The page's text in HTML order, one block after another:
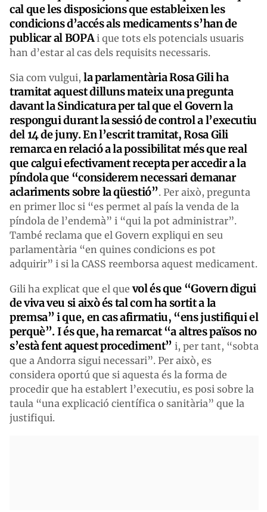
cal que les disposicions que estableixen les
condicions d’accés als medicaments s’han de
publicar al BOPAi que tots els potencials usuaris
han d’estar al cas dels requisits necessaris.
Sia com vulgui, la parlamentària Rosa Gili ha
tramitat aquest dilluns mateix una pregunta
davant la Sindicatura per tal que el Govern la
respongui durant la sessió de control a l’executiu
del 14 de juny.En l’escrit tramitat, Rosa Gili
remarca en relació a la possibilitat més que real
que calgui efectivament recepta per accedir a la
píndola que “considerem necessari demanar
aclariments sobre la qüestió”. Per això, pregunta
en primer lloc si “es permet al país la venda de la
píndola de l’endemà” i “qui la pot administrar”.
També reclama que el Govern expliqui en seu
parlamentària “en quines condicions es pot
adquirir” i si la CASS reemborsa aquest medicament.
Gili ha explicat que el que vol és que “Govern digui
de viva veu si això és tal com ha sortit a la
premsa” i que, en cas afirmatiu, “ens justifiqui el
perquè”. I és que, ha remarcat “a altres països no
s’està fent aquest procediment” i, per tant, “sobta
que a Andorra sigui necessari”. Per això, es
considera oportú que si aquesta és la forma de
procedir que ha establert l’executiu, es posi sobre la
taula “una explicació científica o sanitària” que la
justifiqui.